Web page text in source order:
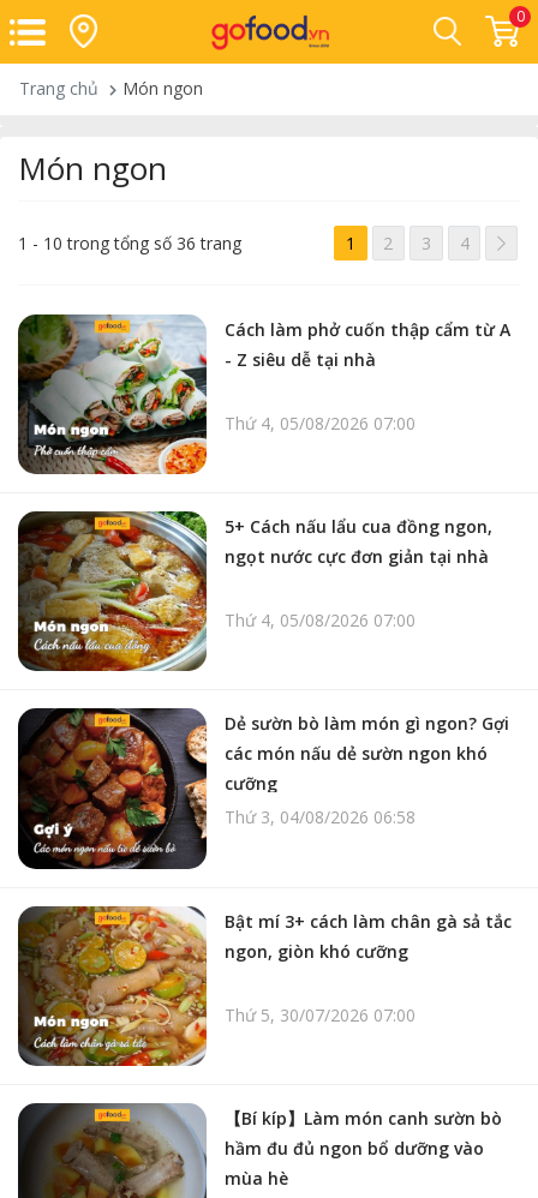
0
Trang chủ Món ngon
Món ngon
1 - 10 trong tổng số 36 trang 1 2 3 4 >
Cách làm phở cuốn thập cẩm từ A
- Z siêu dễ tại nhà
Thứ 4, 05/08/2026 07:00
5+ Cách nấu lẩu cua đồng ngon,
ngọt nước cực đơn giản tại nhà
Thứ 4, 05/08/2026 07:00
Dẻ sườn bò làm món gì ngon? Gợi
các món nấu dẻ sườn ngon khó
cưỡng
Thứ 3, 04/08/2026 06:58
Bật mí 3+ cách làm chân gà sả tắc
ngon, giòn khó cưỡng
Thứ 5, 30/07/2026 07:00
【Bí kíp】Làm món canh sườn bò
hầm đu đủ ngon bổ dưỡng vào
mùa hè